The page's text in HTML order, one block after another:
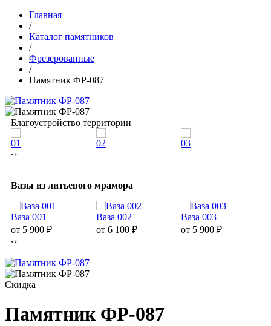
Главная
/
Каталог памятников
/
Фрезерованные
/
Памятник ФР-087
Благоустройство территории
01
02 03
‹›
Вазы из литьевого мрамора
Ваза 001
от 5 900 ₽
Ваза 002
от 6 100 ₽
Ваза 003
от 5 900₽
‹›
Скидка
Памятник ФР-087